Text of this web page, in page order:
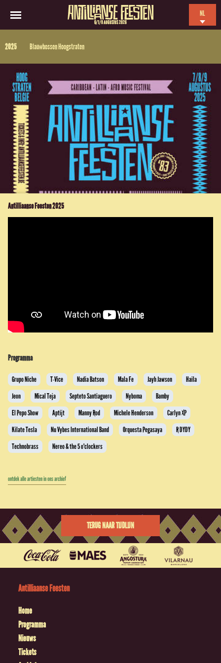
6/7/8 AUGUSTUS 2026
NL
FR
2025 Blauwbossen Hoogstraten
Antilliaanse Feesten 2025
Programma
Grupo Niche T-Vice Nadia Batson Mala Fe Jayh Jawson
Haila
Jeon
Mical Teja Septeto Santiaguero Nyboma
Bamby
El Pepo Show
Aptijt Manny Rod Michele Henderson
Carlyn XP
Kilate Tesla
Nu Vybes International Band Orquesta Pegasaya
R DYDY
Technobrass
Nereo & the 5 o'clockers
ontdek alle artiesten in ons archief
TERUG NAAR TIJDLIJN
Antilliaanse Feesten
Home
Programma
Nieuws
Tickets